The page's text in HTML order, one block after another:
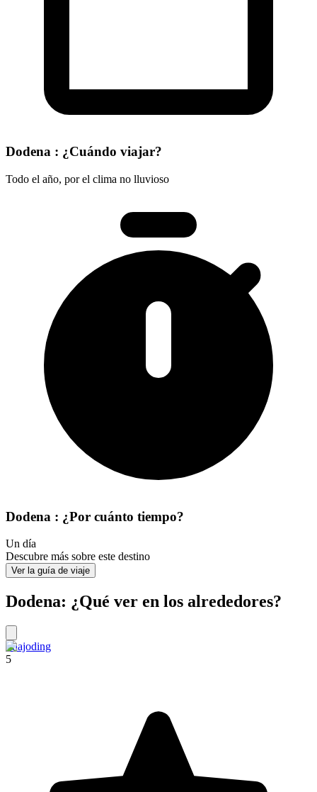
Dodena : ¿Cuándo viajar?
Todo el año, por el clima no lluvioso
Dodena : ¿Por cuánto tiempo?
Un día
Descubre más sobre este destino
Ver la guía de viaje
Dodena: ¿Qué ver en los alrededores?
Phajoding
5